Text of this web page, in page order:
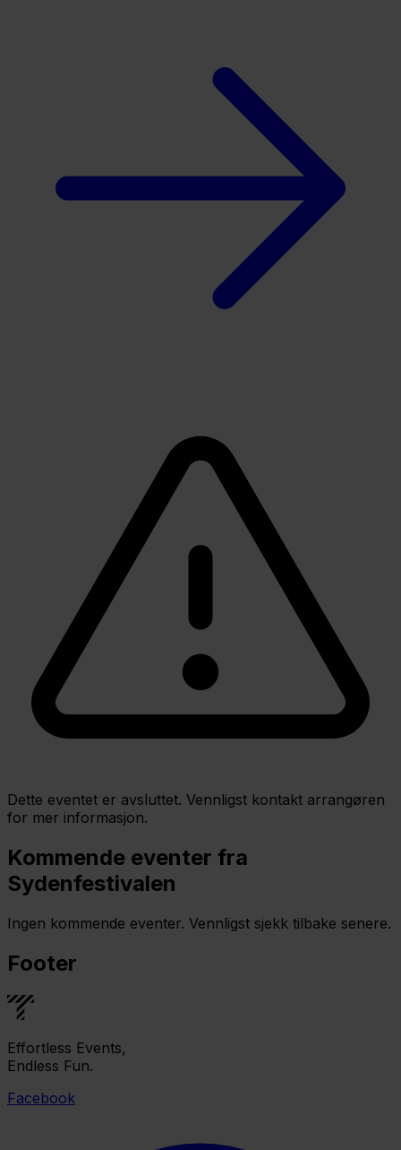
Dette eventet er avsluttet. Vennligst kontakt arrangøren
for mer informasjon.
Kommende eventer fra
Sydenfestivalen
Ingen kommende eventer. Vennligst sjekk tilbake senere.
Footer
Effortless Events,
Endless Fun.
Facebook